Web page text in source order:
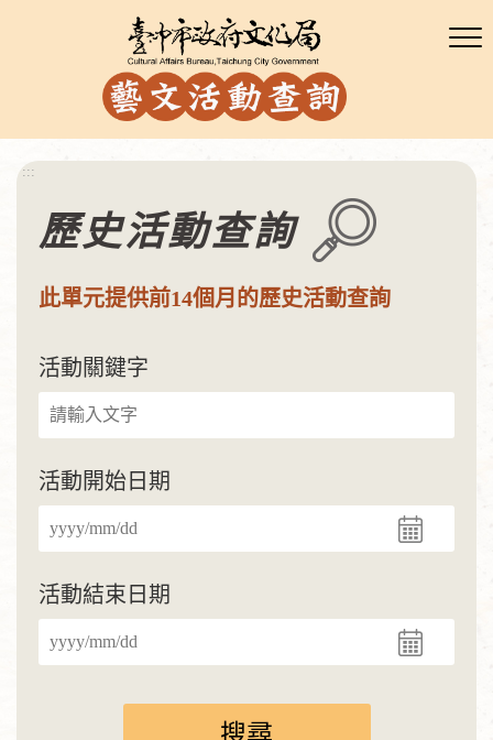
:::
歷史活動查詢
此單元提供前14個月的歷史活動查詢
活動關鍵字
活動開始日期
活動結束日期